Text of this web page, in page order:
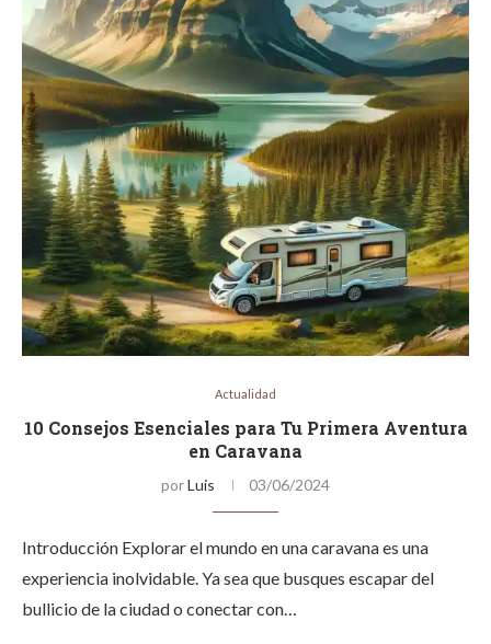
Actualidad
10 Consejos Esenciales para Tu Primera Aventura
en Caravana
porLuis 03/06/2024
Introducción Explorar el mundo en una caravana es una
experiencia inolvidable. Ya sea que busques escapar del
bullicio de la ciudad o conectar con…